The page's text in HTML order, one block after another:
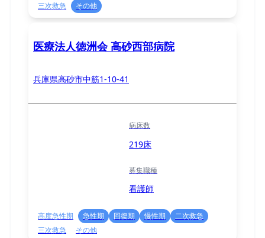
三次救急
その他
医療法人徳洲会 高砂西部病院
兵庫県高砂市中筋1-10-41
病床数
219床
募集職種
看護師
高度急性期 急性期 回復期 慢性期
二次救急
三次救急
その他